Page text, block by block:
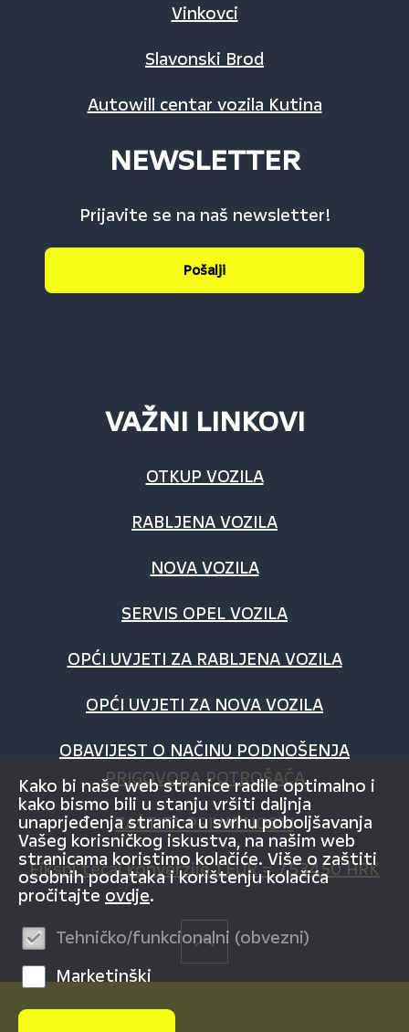
Vinkovci
Slavonski Brod
Autowill centar vozila Kutina
NEWSLETTER
Prijavite se na naš newsletter!
Pošalji
VAŽNI LINKOVI
OTKUP VOZILA
RABLJENA VOZILA
NOVA VOZILA
SERVIS OPEL VOZILA
OPĆI UVJETI ZA RABLJENA VOZILA
OPĆI UVJETI ZA NOVA VOZILA
OBAVIJEST O NAČINU PODNOŠENJA
PRIGOVORA POTROŠAČA
ZAŠTITA PRIVATNOSTI
Fiksni tečaj konverzije 1 EUR = 7,53450 HRK
Kako bi naše web stranice radile optimalno i
kako bismo bili u stanju vršiti daljnja
unaprjeđenja stranica u svrhu poboljšavanja
Vašeg korisničkog iskustva, na našim web
stranicama koristimo kolačiće. Više o zaštiti
osobnih podataka i korištenju kolačića
pročitajte ovdje.
Tehničko/funkcionalni (obvezni)
Marketinški